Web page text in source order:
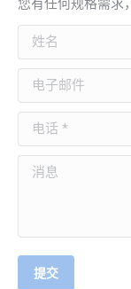
姓名
电子邮件
电话 *
消息
提交